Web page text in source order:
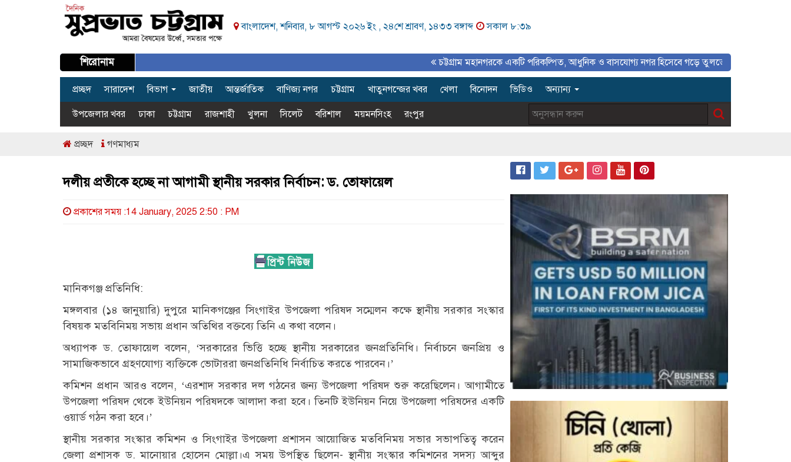
বাংলাদেশ, শনিবার, ৮ আগস্ট ২০২৬ ইং , ২৪শে শ্রাবণ, ১৪৩৩ বঙ্গাব্দ সকাল ৮:৩৯
শিরোনাম চট্টগ্রাম মহানগরকে একটি পরিকল্পিত, আধুনিক ও বাসযোগ্য নগর হিসেবে গড়ে তুলতে সাংবাদিকদের ইতিবাচক
প্রচ্ছদ সারাদেশ বিভাগ জাতীয় আন্তর্জাতিক বাণিজ্য নগর চট্টগ্রাম খাতুনগন্জের খবর খেলা বিনোদন ভিডিও অন্যান্য
উপজেলার খবর ঢাকা চট্টগ্রাম রাজশাহী খুলনা সিলেট বরিশাল ময়মনসিংহ রংপুর
প্রচ্ছদ গণমাধ্যম
দলীয় প্রতীকে হচ্ছে না আগামী স্থানীয় সরকার নির্বাচন: ড. তোফায়েল
প্রকাশের সময় :14 January, 2025 2:50 : PM
মানিকগঞ্জ প্রতিনিধি:
মঙ্গলবার (১৪ জানুয়ারি) দুপুরে মানিকগঞ্জের সিংগাইর উপজেলা পরিষদ সম্মেলন কক্ষে স্থানীয় সরকার সংস্কার
বিষয়ক মতবিনিময় সভায় প্রধান অতিথির বক্তব্যে তিনি এ কথা বলেন।
অধ্যাপক ড. তোফায়েল বলেন, ‘সরকারের ভিত্তি হচ্ছে স্থানীয় সরকারের জনপ্রতিনিধি। নির্বাচনে জনপ্রিয় ও
সামাজিকভাবে গ্রহণযোগ্য ব্যক্তিকে ভোটাররা জনপ্রতিনিধি নির্বাচিত করতে পারবেন।’
কমিশন প্রধান আরও বলেন, ‘এরশাদ সরকার দল গঠনের জন্য উপজেলা পরিষদ শুরু করেছিলেন। আগামীতে
উপজেলা পরিষদ থেকে ইউনিয়ন পরিষদকে আলাদা করা হবে। তিনটি ইউনিয়ন নিয়ে উপজেলা পরিষদের একটি
ওয়ার্ড গঠন করা হবে।’
স্থানীয় সরকার সংস্কার কমিশন ও সিংগাইর উপজেলা প্রশাসন আয়োজিত মতবিনিময় সভার সভাপতিত্ব করেন
জেলা প্রশাসক ড. মানোয়ার হোসেন মোল্লা।এ সময় উপস্থিত ছিলেন- স্থানীয় সংস্কার কমিশনের সদস্য আব্দুর